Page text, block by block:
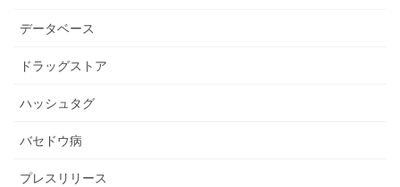
データベース
ドラッグストア
ハッシュタグ
バセドウ病
プレスリリース